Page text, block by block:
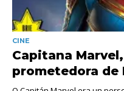
CINE
Capitana
prometedora de